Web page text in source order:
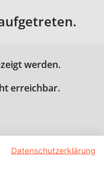
werden.
erreichbar.
Datenschutzerklärung